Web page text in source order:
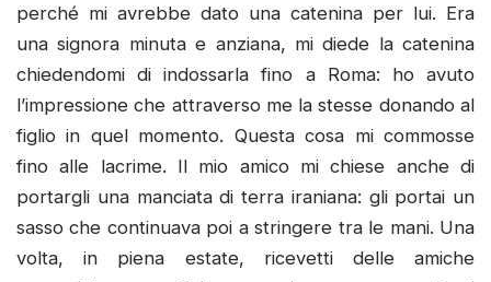
perché mi avrebbe dato una catenina per lui. Era
una signora minuta e anziana, mi diede la catenina
chiedendomi di indossarla fino a Roma: ho avuto
l’impressione che attraverso me la stesse donando al
figlio in quel momento. Questa cosa mi commosse
fino alle lacrime. Il mio amico mi chiese anche di
portargli una manciata di terra iraniana: gli portai un
sasso che continuava poi a stringere tra le mani. Una
volta, in piena estate, ricevetti delle amiche